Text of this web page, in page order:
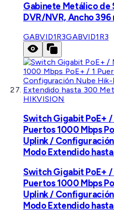
Gabinete Metálico de
DVR/NVR, Ancho
GABVID1R3GABVID1R3
HIKVISION
Switch Gigabit PoE+
Puertos 1000 Mbps
Uplink /
Modo Extendido
Switch Gigabit PoE+
Puertos 1000 Mbps
Uplink /
Modo Extendido